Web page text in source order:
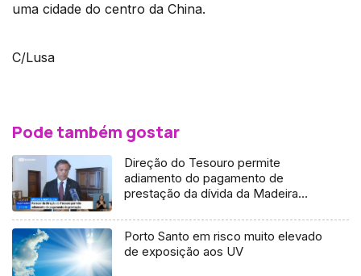
uma cidade do centro da China.
C/Lusa
Pode também gostar
Direção do Tesouro permite
adiamento do pagamento de
prestação da dívida da Madeira
Porto Santo em risco muito elevado
de exposição aos UV